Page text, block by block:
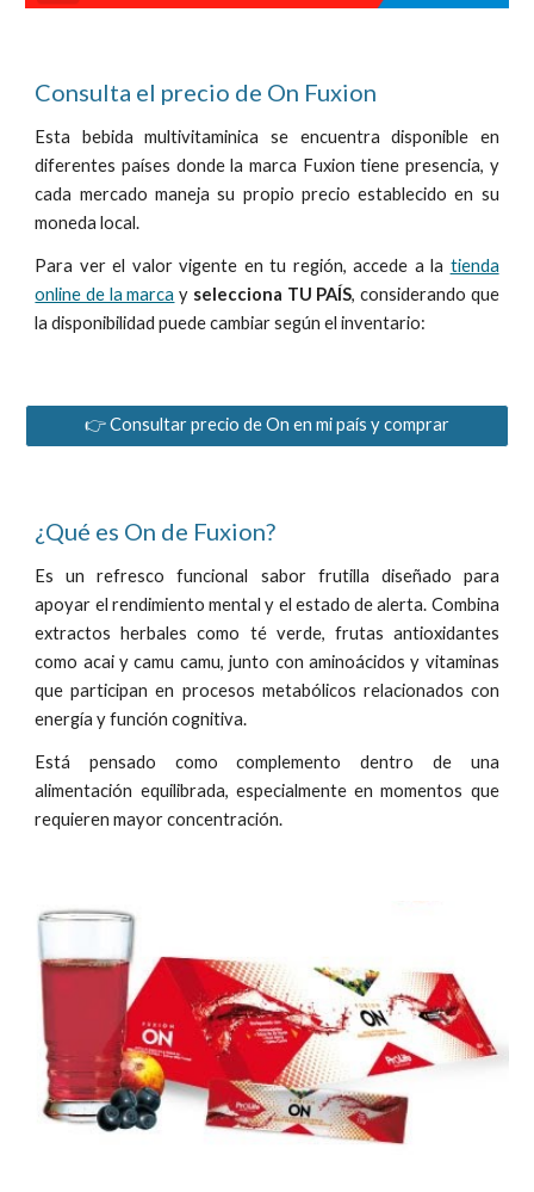
Consulta el precio de On Fuxion
Esta bebida multivitaminica se encuentra disponible en
diferentes países donde la marca Fuxion tiene presencia, y
cada mercado maneja su propio precio establecido en su
moneda local.
Para ver el valor vigente en tu región, accede a la tienda
online de la marca y selecciona TU PAÍS, considerando que
la disponibilidad puede cambiar según el inventario:
👉 Consultar precio de On en mi país y comprar
¿Qué es On de Fuxion?
Es un refresco funcional sabor frutilla diseñado para
apoyar el rendimiento mental y el estado de alerta. Combina
extractos herbales como té verde, frutas antioxidantes
como acai y camu camu, junto con aminoácidos y vitaminas
que participan en procesos metabólicos relacionados con
energía y función cognitiva.
Está pensado como complemento dentro de una
alimentación equilibrada, especialmente en momentos que
requieren mayor concentración.